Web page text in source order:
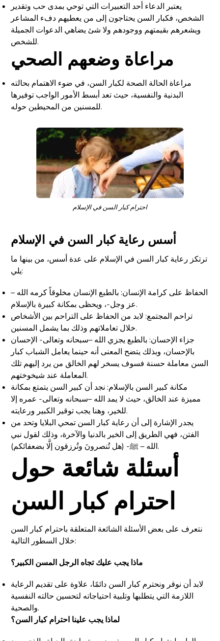
يعتبر الدعاء أحد التعبيرات التي توحي بمدى حب وتقدير
الشخص، فكبار السن يحتاجون إلى من يعطيهم دفء المشاعر
ويشعرهم بقيمتهم ووجودهم ولا شئ يضاهي الدعوات الجميلة
للشخص.
مراعاة وضعهم الصحي
مراعاة الحالة الصحة لكبار السن، في ضوء الاهتمام بحالته
البدنية والنفسية، حيث تعد أبسط الأمور الواجب توفيرها
للمسنين من المحيطين حوله.
احترام كبار السن في الإسلام
أسس رعاية كبار السن في الإسلام
ترتكز رعاية كبار السن في الإسلام على عدة أسس، من بينها ما
يلي:
الحفاظ على كرامة الإنسان: بالطبع الإنسان مخلوقاً كرمه الله –
عز وجل-، ويحظى بمكانة كبيرة بالإسلام.
تراحم المجتمع: لابد من الحفاظ على التراحم بين الأشخاص
خلال تعاملاتهم وذلك بما يشمل المسنين.
جزاء الإحسان: بالطبع يجزي الله –سبحانه وتعالى- الإحسان
بالإحسان، وبذلك يتضح المعنى أنه حينما يعامل الشباب كبار
السن معاملة حسنة فسوف يسخر لهم الخالق من يرد إليهم تلك
المعاملة عند شيخوختهم.
مكانة كبير السن بالإسلام: نجد أن كبير السن يتمتع بمكانة
مميزة عند الخالق، حيث لا يمد الله –سبحانه وتعالى- عمره إلا
للخير، وهنا يجب توقير الكبير ورعايته.
يجدر الإشارة إلى أن رعاية كبار السن تمحي البلايا وتحد من
الفتن، فهي الطريق إلى الخير بالدنيا والآخرة، وذلك لقول نبي
الله – ﷺ- (هل تُنصرونَ وتُرزقون إلَّا بضعفائكم).
أسئلة شائعة حول
احترام كبار السن
نتعرف على بعض الأسئلة الشائعة المتعلقة باحترام كبار السن
خلال السطور التالية:
ماذا يجب عليك تجاه الرجل المسن الكبير؟
لابد أن نوقر ونحترم كبار السن دائمًا، علاوة على تقديم الرعاية
اللازمة التي يتطلبها وتلبية احتياجاته لتحسين حالته النفسية
والصحية.
لماذا يجب علينا احترام كبار السن؟